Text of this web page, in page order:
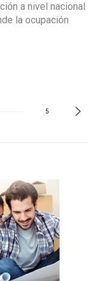
a nivel nacional
la ocupación
5